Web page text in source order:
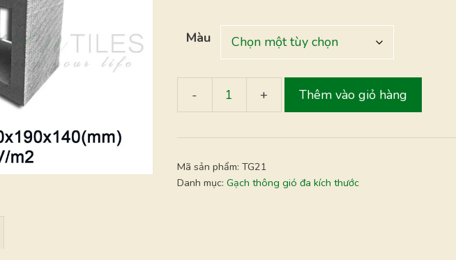
Màu
-
Gạch
thông
Thêm vào giỏ hàng
Mã sản phẩm: TG21
Danh mục: Gạch thông gió đa kích thước